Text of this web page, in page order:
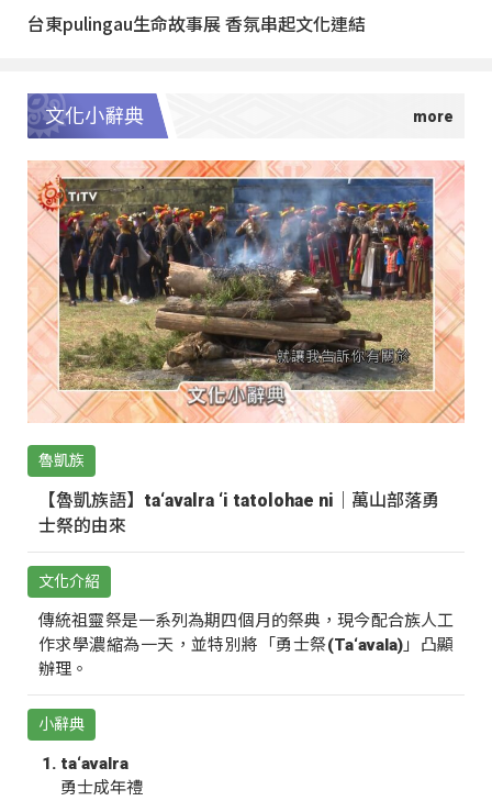
台東pulingau生命故事展 香氛串起文化連結
文化小辭典
魯凱族
【魯凱族語】ta‘avalra ‘i tatolohae ni｜萬山部落勇
士祭的由來
文化介紹
傳統祖靈祭是一系列為期四個月的祭典，現今配合族人工
作求學濃縮為一天，並特別將「勇士祭(Ta‘avala)」凸顯
辦理。
小辭典
ta‘avalra
勇士成年禮